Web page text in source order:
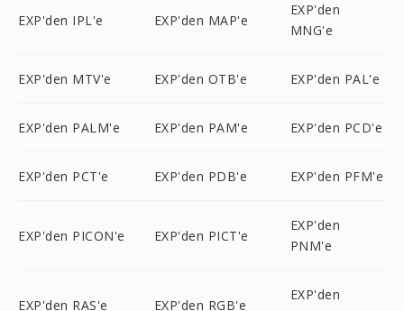
EXP'den IPL'e EXP'den MAP'e
EXP'den
MNG'e
EXP'den MTV'e EXP'den OTB'e EXP'den PAL'e
EXP'den PALM'e EXP'den PAM'e EXP'den PCD'e
EXP'den PCT'e EXP'den PDB'e EXP'den PFM'e
EXP'den PICON'e EXP'den PICT'e
EXP'den
PNM'e
EXP'den RAS'e EXP'den RGB'e
EXP'den